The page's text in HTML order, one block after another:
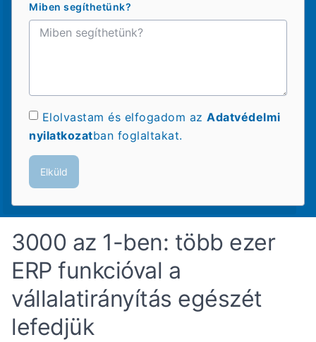
Miben segíthetünk?
Elolvastam és elfogadom az Adatvédelmi
nyilatkozatban foglaltakat.
Elküld
3000 az 1-ben: több ezer
ERP funkcióval a
vállalatirányítás egészét
lefedjük